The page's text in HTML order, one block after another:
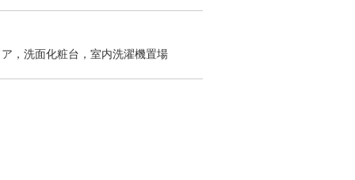
，洗面化粧台，室内洗濯機置場